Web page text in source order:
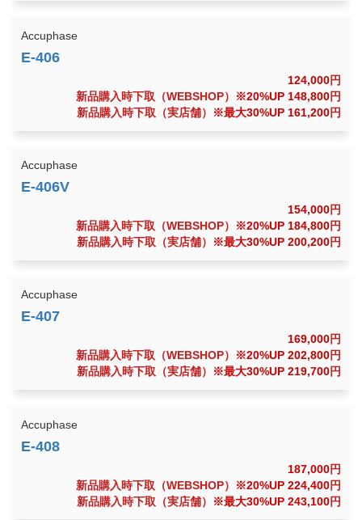
Accuphase
124,000円
新品購入時下取（WEBSHOP）
※20%UP 148,800円
新品購入時下取（実店舗）
※最大30%UP 161,200円
Accuphase
154,000円
新品購入時下取（WEBSHOP）
※20%UP 184,800円
新品購入時下取（実店舗）
※最大30%UP 200,200円
Accuphase
169,000円
新品購入時下取（WEBSHOP）
※20%UP 202,800円
新品購入時下取（実店舗）
※最大30%UP 219,700円
Accuphase
187,000円
新品購入時下取（WEBSHOP）
※20%UP 224,400円
新品購入時下取（実店舗）
※最大30%UP 243,100円